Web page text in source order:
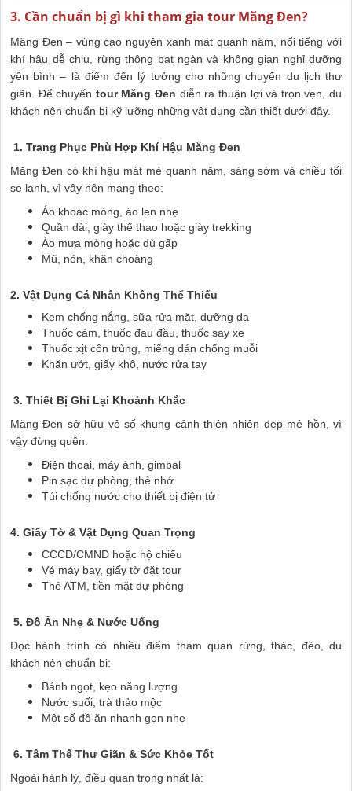
3. Cần chuẩn bị gì khi tham gia tour Măng Đen?
Măng Đen – vùng cao nguyên xanh mát quanh năm, nổi tiếng với
khí hậu dễ chịu, rừng thông bạt ngàn và không gian nghỉ dưỡng
yên bình – là điểm đến lý tưởng cho những chuyến du lịch thư
giãn. Để chuyến tour Măng Đen diễn ra thuận lợi và trọn vẹn, du
khách nên chuẩn bị kỹ lưỡng những vật dụng cần thiết dưới đây.
1. Trang Phục Phù Hợp Khí Hậu Măng Đen
Măng Đen có khí hậu mát mẻ quanh năm, sáng sớm và chiều tối
se lạnh, vì vậy nên mang theo:
Áo khoác mỏng, áo len nhẹ
Quần dài, giày thể thao hoặc giày trekking
Áo mưa mỏng hoặc dù gấp
Mũ, nón, khăn choàng
2. Vật Dụng Cá Nhân Không Thể Thiếu
Kem chống nắng, sữa rửa mặt, dưỡng da
Thuốc cảm, thuốc đau đầu, thuốc say xe
Thuốc xịt côn trùng, miếng dán chống muỗi
Khăn ướt, giấy khô, nước rửa tay
3. Thiết Bị Ghi Lại Khoảnh Khắc
Măng Đen sở hữu vô số khung cảnh thiên nhiên đẹp mê hồn, vì
vậy đừng quên:
Điện thoại, máy ảnh, gimbal
Pin sạc dự phòng, thẻ nhớ
Túi chống nước cho thiết bị điện tử
4. Giấy Tờ & Vật Dụng Quan Trọng
CCCD/CMND hoặc hộ chiếu
Vé máy bay, giấy tờ đặt tour
Thẻ ATM, tiền mặt dự phòng
5. Đồ Ăn Nhẹ & Nước Uống
Dọc hành trình có nhiều điểm tham quan rừng, thác, đèo, du
khách nên chuẩn bị:
Bánh ngọt, kẹo năng lượng
Nước suối, trà thảo mộc
Một số đồ ăn nhanh gọn nhẹ
6. Tâm Thế Thư Giãn & Sức Khỏe Tốt
Ngoài hành lý, điều quan trọng nhất là: